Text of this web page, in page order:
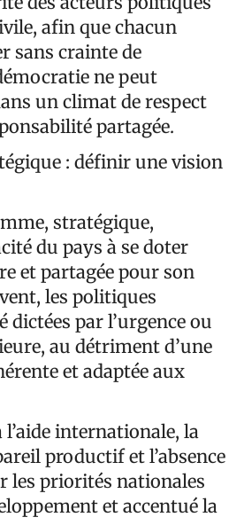
afin que chacun
sans crainte de
ne peut
un climat de respect
partagée.
: définir une vision
stratégique,
du pays à se doter
et partagée pour son
les politiques
dictées par l’urgence ou
au détriment d’une
et adaptée aux
l’aide internationale, la
productif et l’absence
les priorités nationales
et accentué la